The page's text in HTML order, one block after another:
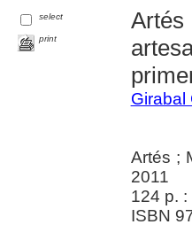
select
print
Girabal
Artés ;
2011
124 p. :
ISBN